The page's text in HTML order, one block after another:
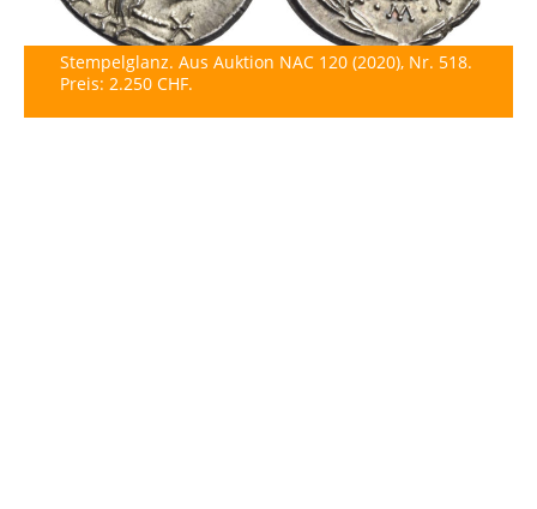
Stempelglanz. Aus Auktion NAC 120 (2020), Nr. 518.
Preis: 2.250 CHF.